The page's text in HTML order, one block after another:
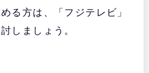
る方は、「フジテレビ」
しましょう。